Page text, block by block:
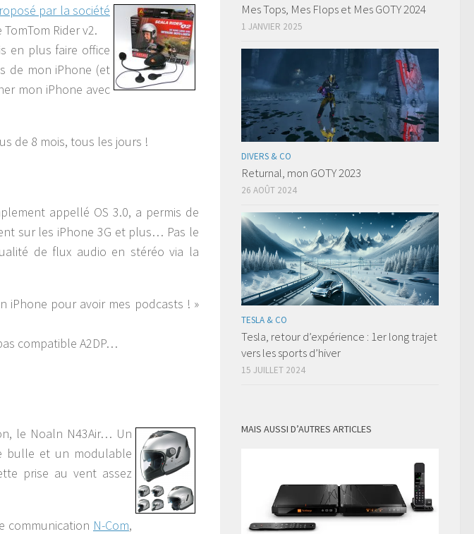
par la société
Rider v2.
en plus faire office
de mon iPhone (et
mon iPhone avec
de 8 mois, tous les jours !
appellé OS 3.0, a permis de
sur les iPhone 3G et plus… Pas le
de flux audio en stéréo via la
iPhone pour avoir mes podcasts ! »
compatible A2DP…
le Noaln N43Air… Un
bulle et un modulable
prise au vent assez
communication N-Com,
Mes Tops, Mes Flops et Mes GOTY 2024
1 JANVIER 2025
DIVERS & CO
Returnal, mon GOTY 2023
26 AOÛT 2024
TESLA & CO
Tesla, retour d’expérience : 1er long trajet
vers les sports d’hiver
15 JUILLET 2024
MAIS AUSSI D’AUTRES ARTICLES